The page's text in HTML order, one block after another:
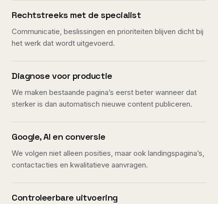
Rechtstreeks met de specialist
Communicatie, beslissingen en prioriteiten blijven dicht bij
het werk dat wordt uitgevoerd.
Diagnose voor productie
We maken bestaande pagina’s eerst beter wanneer dat
sterker is dan automatisch nieuwe content publiceren.
Google, AI en conversie
We volgen niet alleen posities, maar ook landingspagina’s,
contactacties en kwalitatieve aanvragen.
Controleerbare uitvoering